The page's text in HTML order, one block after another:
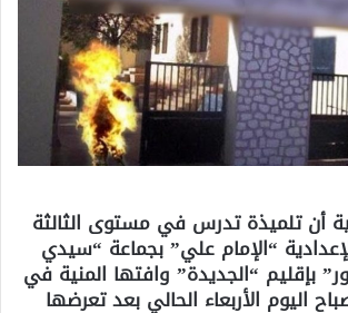
أن تلميذة تدرس في مستوى الثالثة
“الإمام علي” بجماعة “سيدي
بإقليم “الجديدة” وافتها المنية في
اليوم الأربعاء الحالي بعد تعرضها